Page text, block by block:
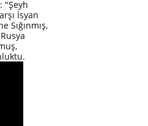
"Şeyh
İsyan
Sığınmış,